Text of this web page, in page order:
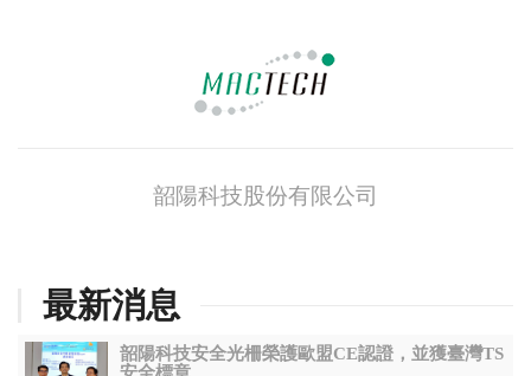
韶陽科技股份有限公司
最新消息
韶陽科技安全光柵榮護歐盟CE認證，並獲臺灣TS
安全標章